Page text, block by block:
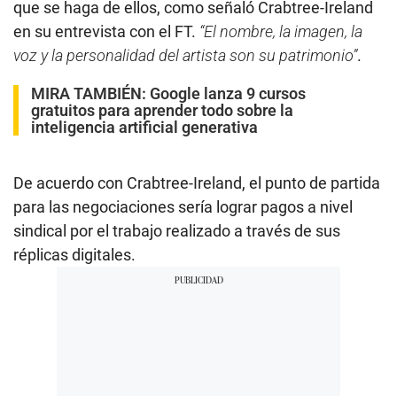
que se haga de ellos, como señaló Crabtree-Ireland
en su entrevista con el FT. “El nombre, la imagen, la
voz y la personalidad del artista son su patrimonio”.
MIRA TAMBIÉN: Google lanza 9 cursos
gratuitos para aprender todo sobre la
inteligencia artificial generativa
De acuerdo con Crabtree-Ireland, el punto de partida
para las negociaciones sería lograr pagos a nivel
sindical por el trabajo realizado a través de sus
réplicas digitales.